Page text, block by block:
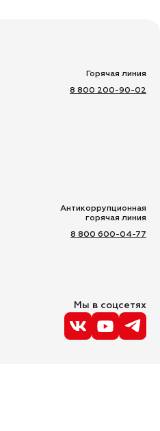
Мы в соцсетях
Горячая линия
8 800 200-90-02
Антикоррупционная
горячая линия
8 800 600-04-77